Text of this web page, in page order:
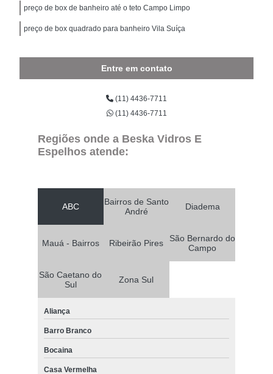
preço de box de banheiro até o teto Campo Limpo
preço de box quadrado para banheiro Vila Suíça
Entre em contato
(11) 4436-7711
(11) 4436-7711
Regiões onde a Beska Vidros E
Espelhos atende:
ABC
Bairros de Santo
André
Diadema
Mauá - Bairros Ribeirão Pires
São Bernardo do
Campo
São Caetano do
Sul
Zona Sul
Aliança
Barro Branco
Bocaina
Casa Vermelha